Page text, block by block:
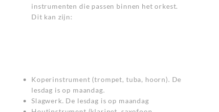
instrumenten die passen binnen het orkest.
Dit kan zijn:
Koperinstrument (trompet, tuba, hoorn). De
lesdag is op maandag.
Slagwerk. De lesdag is op maandag